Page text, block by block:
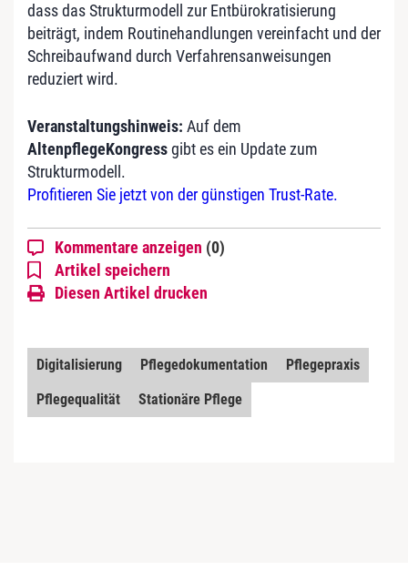
dass das Strukturmodell zur Entbürokratisierung
beiträgt, indem Routinehandlungen vereinfacht und der
Schreibaufwand durch Verfahrensanweisungen
reduziert wird.
Veranstaltungshinweis: Auf dem
AltenpflegeKongressgibt es ein Update zum
Strukturmodell.
Profitieren Sie jetzt von der günstigen Trust-Rate.
Kommentare anzeigen (0)
Artikel speichern
Diesen Artikel drucken
Digitalisierung Pflegedokumentation
Pflegepraxis
Pflegequalität
Stationäre Pflege